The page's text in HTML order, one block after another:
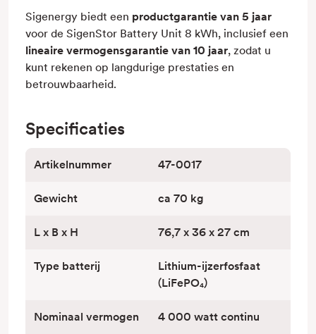
Sigenergy biedt een productgarantie van 5 jaar
voor de SigenStor Battery Unit 8 kWh, inclusief een
lineaire vermogensgarantie van 10 jaar, zodat u
kunt rekenen op langdurige prestaties en
betrouwbaarheid.
Specificaties
Artikelnummer 47-0017
Gewicht ca 70 kg
L x B x H 76,7 x 36 x 27 cm
Type batterij
Lithium-ijzerfosfaat
(LiFePO₄)
Nominaal vermogen 4 000 watt continu